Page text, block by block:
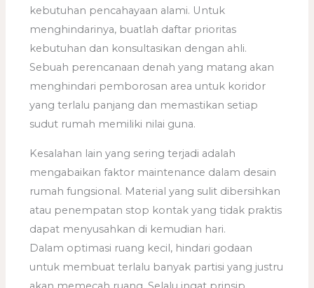
kebutuhan pencahayaan alami. Untuk
menghindarinya, buatlah daftar prioritas
kebutuhan dan konsultasikan dengan ahli.
Sebuah perencanaan denah yang matang akan
menghindari pemborosan area untuk koridor
yang terlalu panjang dan memastikan setiap
sudut rumah memiliki nilai guna.
Kesalahan lain yang sering terjadi adalah
mengabaikan faktor maintenance dalam desain
rumah fungsional. Material yang sulit dibersihkan
atau penempatan stop kontak yang tidak praktis
dapat menyusahkan di kemudian hari.
Dalam optimasi ruang kecil, hindari godaan
untuk membuat terlalu banyak partisi yang justru